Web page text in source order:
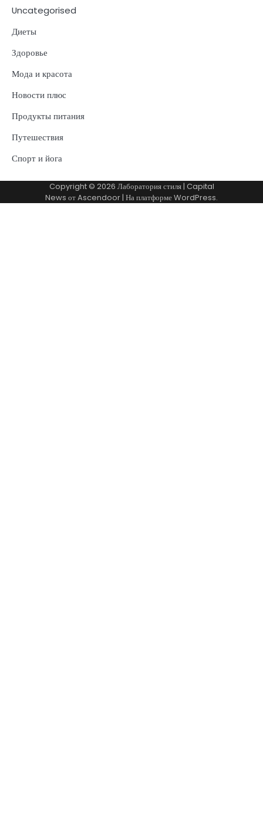
Uncategorised
Диеты
Здоровье
Мода и красота
Новости плюс
Продукты питания
Путешествия
Спорт и йога
Copyright © 2026 Лаборатория стиля| Capital
News отAscendoor | На платформеWordPress.